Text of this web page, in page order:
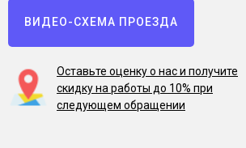
ВИДЕО-СХЕМА ПРОЕЗДА
Оставьте оценку о нас и получите
скидку на работы до 10% при
следующем обращении